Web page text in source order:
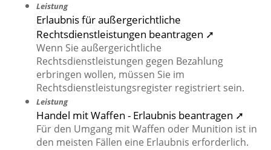
Leistung
Erlaubnis für außergerichtliche
Rechtsdienstleistungen beantragen ➚
Wenn Sie außergerichtliche
Rechtsdienstleistungen gegen Bezahlung
erbringen wollen, müssen Sie im
Rechtsdienstleistungsregister registriert sein.
Leistung
Handel mit Waffen - Erlaubnis beantragen ➚
Für den Umgang mit Waffen oder Munition ist in
den meisten Fällen eine Erlaubnis erforderlich.